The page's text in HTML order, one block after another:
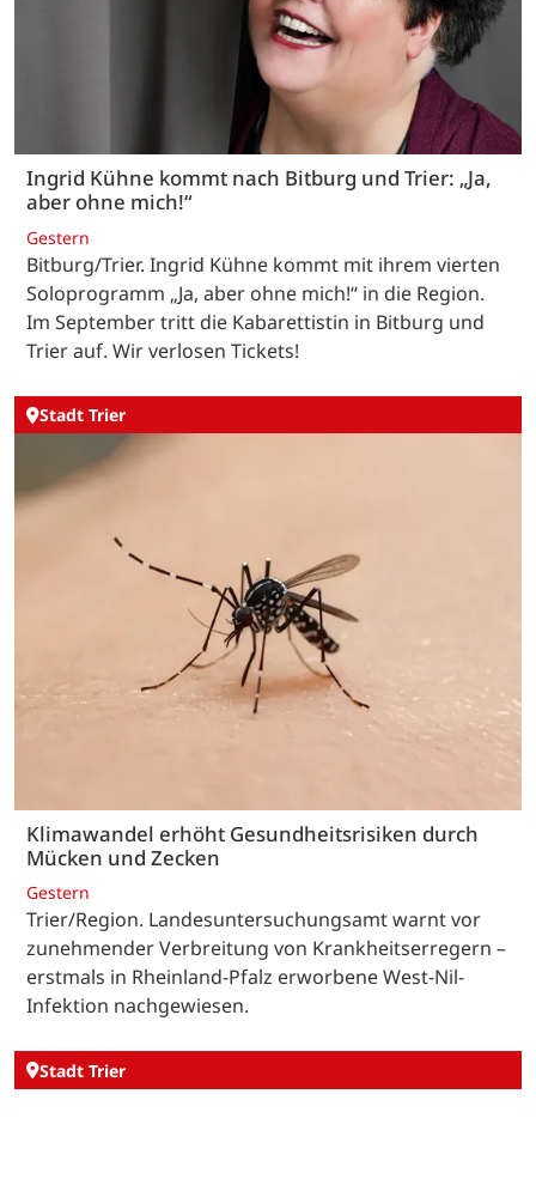
Ingrid Kühne kommt nach Bitburg und Trier: „Ja,
aber ohne mich!“
Gestern
Bitburg/Trier. Ingrid Kühne kommt mit ihrem vierten
Soloprogramm „Ja, aber ohne mich!“ in die Region.
Im September tritt die Kabarettistin in Bitburg und
Trier auf. Wir verlosen Tickets!
Stadt Trier
Klimawandel erhöht Gesundheitsrisiken durch
Mücken und Zecken
Gestern
Trier/Region. Landesuntersuchungsamt warnt vor
zunehmender Verbreitung von Krankheitserregern –
erstmals in Rheinland-Pfalz erworbene West-Nil-
Infektion nachgewiesen.
Stadt Trier